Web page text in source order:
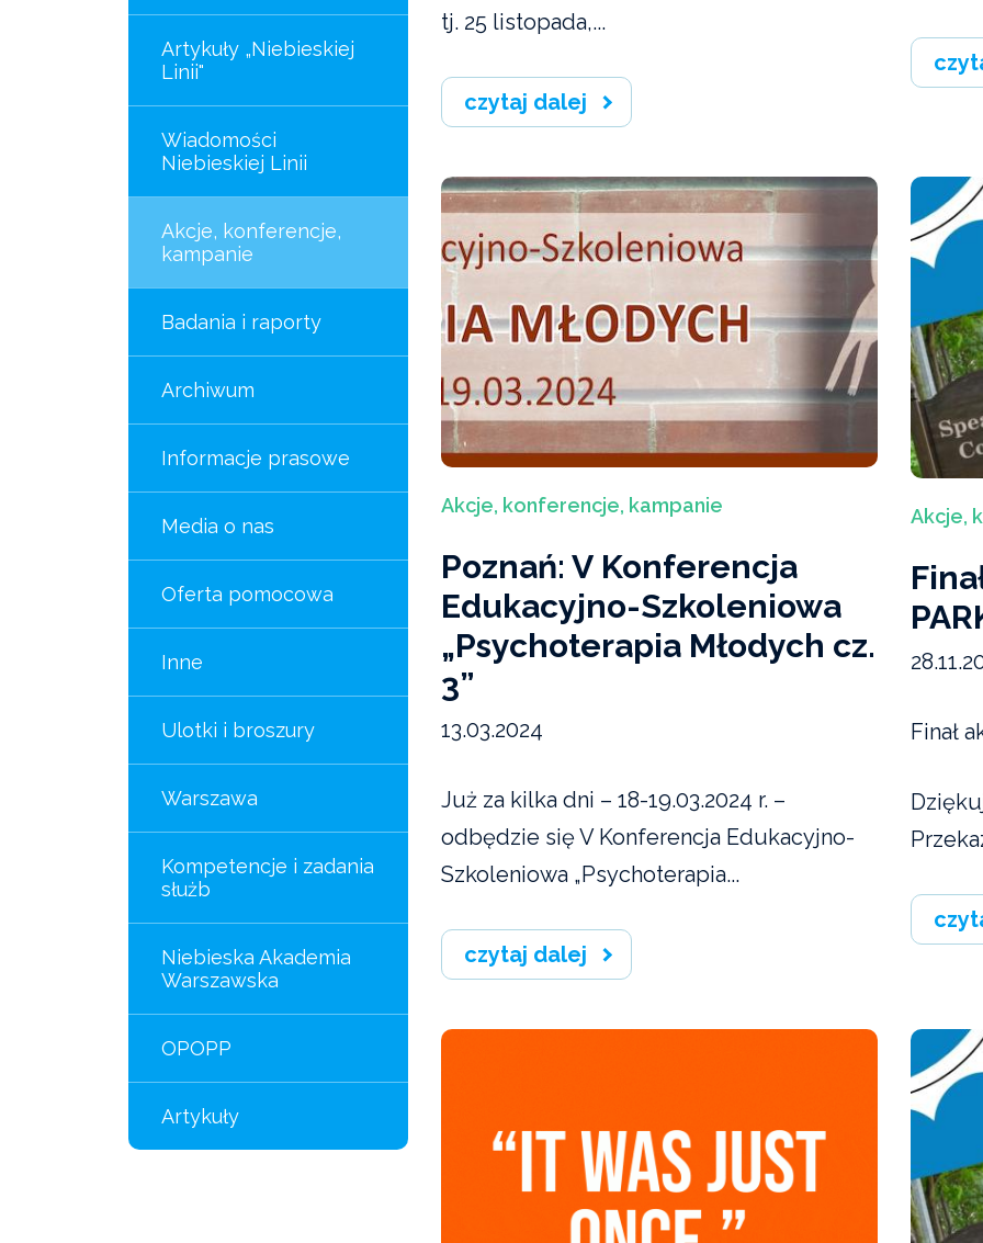
Artykuły „Niebieskiej
Linii"
Wiadomości
Niebieskiej Linii
Akcje, konferencje,
kampanie
Badania i raporty
Archiwum
Informacje prasowe
Media o nas
Oferta pomocowa
Inne
Ulotki i broszury
Warszawa
Kompetencje i zadania
służb
Niebieska Akademia
Warszawska
OPOPP
Artykuły
tj. 25 listopada,...
czytaj dalej
Akcje, konferencje, kampanie
Poznań: V Konferencja
Edukacyjno-Szkoleniowa
„Psychoterapia Młodych cz.
3”
13.03.2024
Już za kilka dni – 18-19.03.2024 r. –
odbędzie się V Konferencja Edukacyjno-
Szkoleniowa „Psychoterapia...
czytaj dalej
Akcje,
Finał